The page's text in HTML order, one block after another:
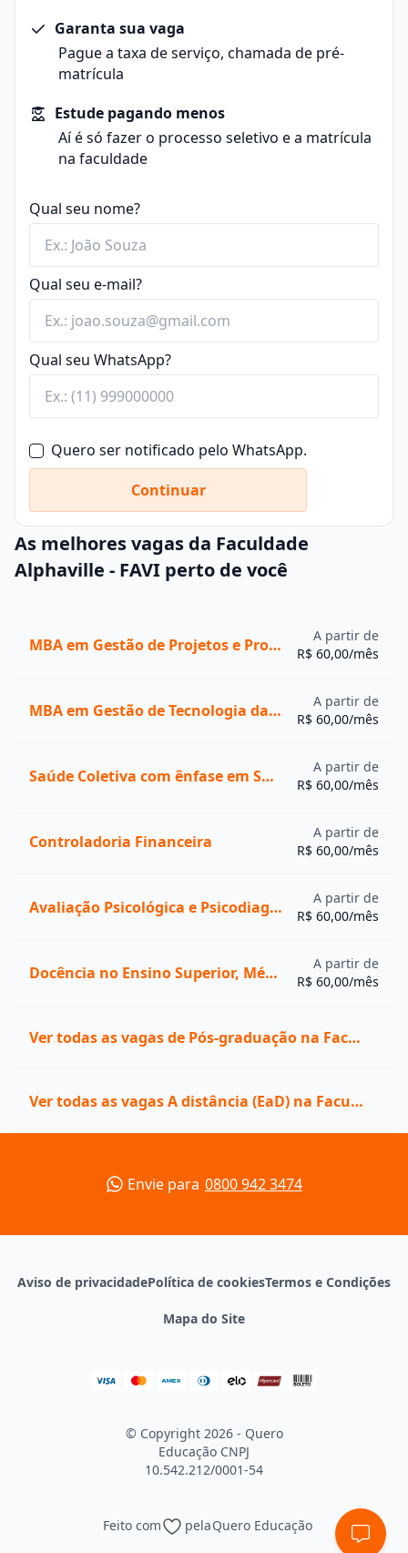
Garanta sua vaga
Pague a taxa de serviço, chamada de pré-
matrícula
Estude pagando menos
Aí é só fazer o processo seletivo e a matrícula
na faculdade
Qual seu nome?
Qual seu e-mail?
Qual seu WhatsApp?
Quero ser notificado pelo WhatsApp.
Continuar
As melhores vagas da Faculdade
Alphaville - FAVI perto de você
MBA em Gestão de Projetos e Processos
A partir de
R$ 60,00/mês
MBA em Gestão de Tecnologia da Informação
A partir de
R$ 60,00/mês
Saúde Coletiva com ênfase em Saúde da Família
A partir de
R$ 60,00/mês
Controladoria Financeira
A partir de
R$ 60,00/mês
Avaliação Psicológica e Psicodiagnóstico
A partir de
R$ 60,00/mês
Docência no Ensino Superior, Médio e Técnico
A partir de
R$ 60,00/mês
Ver todas as vagas de Pós-graduação na Faculdade Alphaville - FAVI
Ver todas as vagas A distância (EaD) na Faculdade Alphaville - FAVI
Envie para 0800 942 3474
Aviso de privacidadePolítica de cookiesTermos e Condições
Mapa do Site
© Copyright 2026 - Quero
Educação CNPJ
10.542.212/0001-54
Feito com pelaQuero Educação